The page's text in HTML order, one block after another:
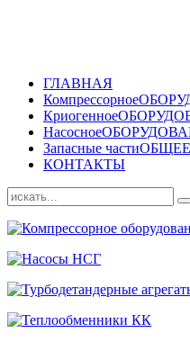
ГЛАВНАЯ
Компрессорное
Криогенное
Насосное
Запасные части
КОНТАКТЫ